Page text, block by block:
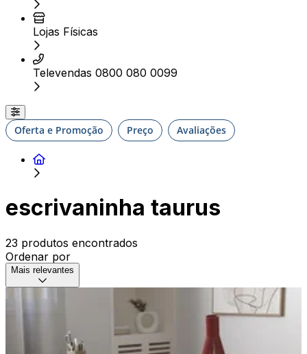
Lojas Físicas
Televendas 0800 080 0099
Oferta e Promoção Preço Avaliações
escrivaninha taurus
23 produtos encontrados
Ordenar por
Mais relevantes